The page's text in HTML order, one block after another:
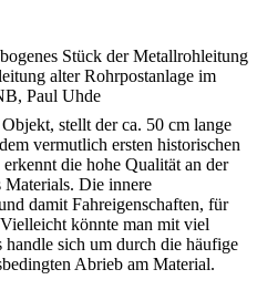
alter Rohrpostanlage im
Paul Uhde
stellt der ca. 50 cm lange
vermutlich ersten historischen
die hohe Qualität an der
Materials. Die innere
damit Fahreigenschaften, für
könnte man mit viel
handle sich um durch die häufige
Abrieb am Material.